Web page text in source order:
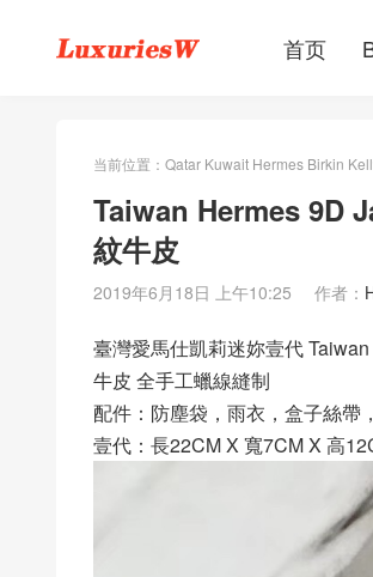
首页
当前位置： Qatar Kuwait Hermes Birkin
Taiwan Hermes 9D
紋牛皮
2019年6月18日 上午10:25 作者：
臺灣愛馬仕凱莉迷妳壹代
牛皮 全手工蠟線縫制
配件：防塵袋，雨衣，盒子絲帶
壹代：長22CM X 寬7CM X 高